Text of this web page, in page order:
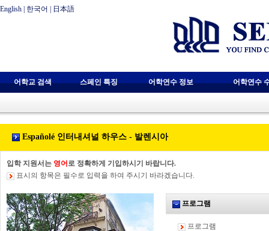
English 한국어 日本語
어학교 검색 스페인 특징 어학연수 정보 어학연수
Españolé 인터내셔널 하우스 - 발렌시아
입학 지원서는 영어 로 정확하게 기입하시기 바랍니다.
표시의 항목은 필수로 입력을 하여 주시기 바라겠습니다.
프로그램
프로그램